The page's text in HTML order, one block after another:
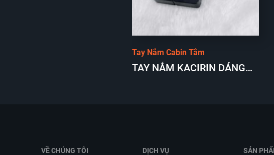
Tay Nắm Cabin Tắm
TAY NẮM KACIRIN DÁNG
VỀ CHÚNG TÔI DỊCH VỤ SẢN